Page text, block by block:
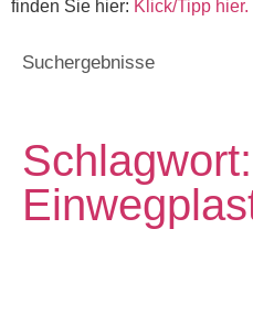
finden Sie hier: Klick/Tipp hier.
Suchergebnisse
Schlagwort: